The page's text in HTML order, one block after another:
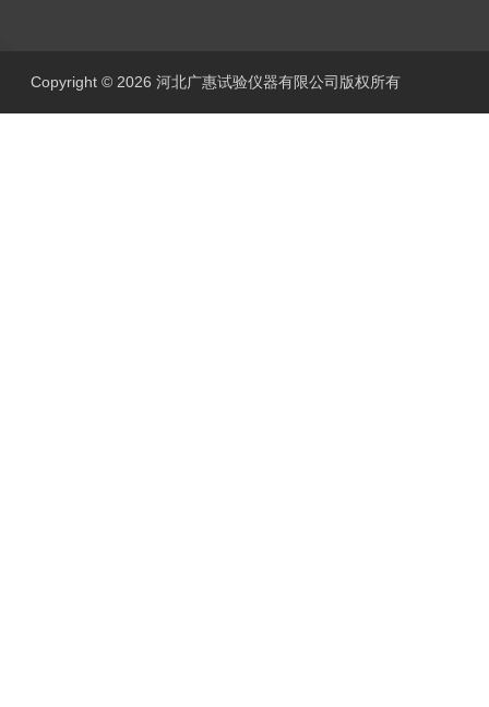
Copyright © 2026 河北广惠试验仪器有限公司版权所有